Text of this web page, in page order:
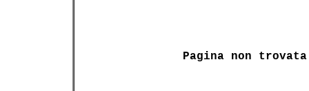
Pagina non trovata